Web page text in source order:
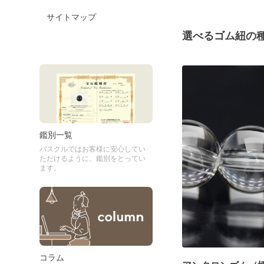
サイトマップ
鑑別一覧
パスクルではお客様に安心してい
ただけるように、鑑別をとってい
ます。
コラム
選べるゴム紐の